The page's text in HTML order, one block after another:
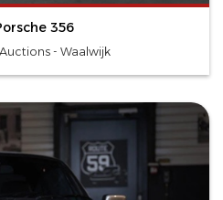
356
- Waalwijk